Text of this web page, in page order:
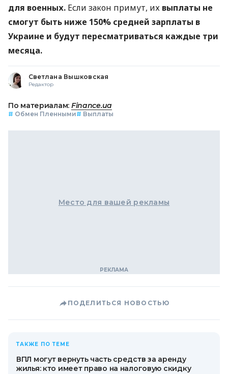
для военных. Если закон примут, их выплаты не
смогут быть ниже 150% средней зарплаты в
Украине и будут пересматриваться каждые три
месяца.
Светлана Вышковская
Редактор
По материалам: Finance.ua
# Обмен Пленными# Выплаты
Место для вашей рекламы
ПОДЕЛИТЬСЯ НОВОСТЬЮ
ТАКЖЕ ПО ТЕМЕ
ВПЛ могут вернуть часть средств за аренду
жилья: кто имеет право на налоговую скидку